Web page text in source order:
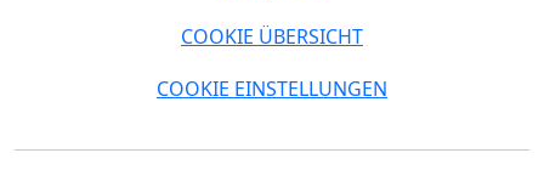
COOKIE ÜBERSICHT
COOKIE EINSTELLUNGEN